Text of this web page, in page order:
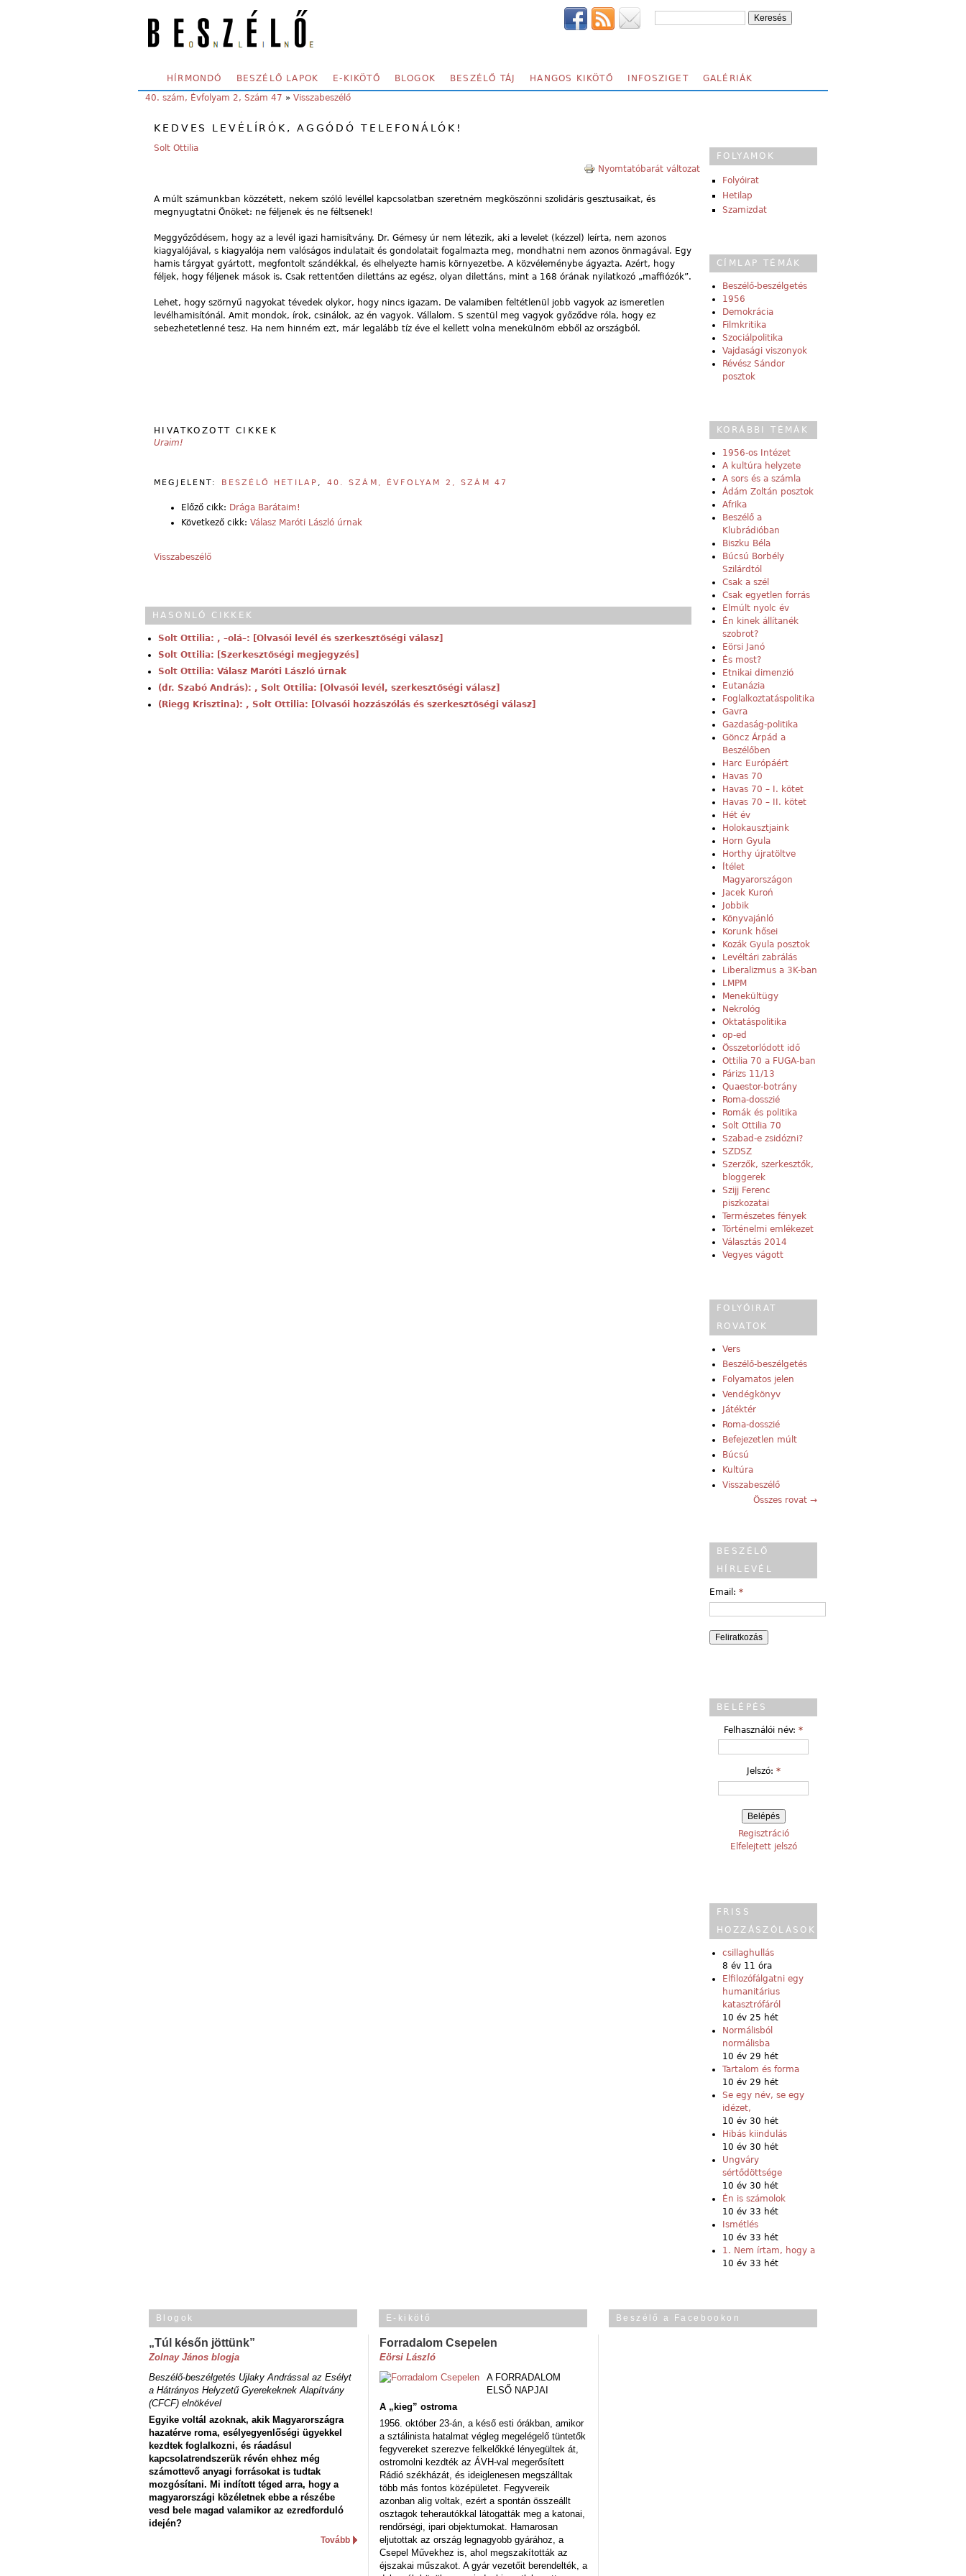
SECONDARY MENU
HÍRMONDÓ BESZÉLŐ LAPOK E-KIKÖTŐ BLOGOK BESZÉLŐ TÁJ HANGOS KIKÖTŐ INFOSZIGET GALÉRIÁK
YOU ARE HERE:
40. szám, Évfolyam 2, Szám 47 » Visszabeszélő
KEDVES LEVÉLÍRÓK, AGGÓDÓ TELEFONÁLÓK!
Solt Ottilia
Nyomtatóbarát változat
A múlt számunkban közzétett, nekem szóló levéllel kapcsolatban szeretném megköszönni szolidáris gesztusaikat, és
megnyugtatni Önöket: ne féljenek és ne féltsenek!
Meggyőződésem, hogy az a levél igazi hamisítvány. Dr. Gémesy úr nem létezik, aki a levelet (kézzel) leírta, nem azonos
kiagyalójával, s kiagyalója nem valóságos indulatait és gondolatait fogalmazta meg, mondhatni nem azonos önmagával. Egy
hamis tárgyat gyártott, megfontolt szándékkal, és elhelyezte hamis környezetbe. A közvéleménybe ágyazta. Azért, hogy
féljek, hogy féljenek mások is. Csak rettentően dilettáns az egész, olyan dilettáns, mint a 168 órának nyilatkozó „maffiózók”.
Lehet, hogy szörnyű nagyokat tévedek olykor, hogy nincs igazam. De valamiben feltétlenül jobb vagyok az ismeretlen
levélhamisítónál. Amit mondok, írok, csinálok, az én vagyok. Vállalom. S szentül meg vagyok győződve róla, hogy ez
sebezhetetlenné tesz. Ha nem hinném ezt, már legalább tíz éve el kellett volna menekülnöm ebből az országból.
HIVATKOZOTT CIKKEK
Uraim!
MEGJELENT: BESZÉLŐ HETILAP 40. SZÁM, ÉVFOLYAM 2, SZÁM 47
Előző cikk: Drága Barátaim!
Következő cikk: Válasz Maróti László úrnak
Visszabeszélő
HASONLÓ CIKKEK
Solt Ottilia: , –olá–: [Olvasói levél és szerkesztőségi válasz]
Solt Ottilia: [Szerkesztőségi megjegyzés]
Solt Ottilia: Válasz Maróti László úrnak
(dr. Szabó András): , Solt Ottilia: [Olvasói levél, szerkesztőségi válasz]
(Riegg Krisztina): , Solt Ottilia: [Olvasói hozzászólás és szerkesztőségi válasz]
FOLYAMOK
Folyóirat
Hetilap
Szamizdat
CÍMLAP TÉMÁK
Beszélő-beszélgetés
1956
Demokrácia
Filmkritika
Szociálpolitika
Vajdasági viszonyok
Révész Sándor
posztok
KORÁBBI TÉMÁK
1956-os Intézet
A kultúra helyzete
A sors és a számla
Ádám Zoltán posztok
Afrika
Beszélő a
Klubrádióban
Biszku Béla
Búcsú Borbély
Szilárdtól
Csak a szél
Csak egyetlen forrás
Elmúlt nyolc év
Én kinek állítanék
szobrot?
Eörsi Janó
És most?
Etnikai dimenzió
Eutanázia
Foglalkoztatáspolitika
Gavra
Gazdaság-politika
Göncz Árpád a
Beszélőben
Harc Európáért
Havas 70
Havas 70 – I. kötet
Havas 70 – II. kötet
Hét év
Holokausztjaink
Horn Gyula
Horthy újratöltve
Ítélet
Magyarországon
Jacek Kuroń
Jobbik
Könyvajánló
Korunk hősei
Kozák Gyula posztok
Levéltári zabrálás
Liberalizmus a 3K-ban
LMPM
Menekültügy
Nekrológ
Oktatáspolitika
op-ed
Összetorlódott idő
Ottilia 70 a FUGA-ban
Párizs 11/13
Quaestor-botrány
Roma-dosszié
Romák és politika
Solt Ottilia 70
Szabad-e zsidózni?
SZDSZ
Szerzők, szerkesztők,
bloggerek
Szijj Ferenc
piszkozatai
Természetes fények
Történelmi emlékezet
Választás 2014
Vegyes vágott
FOLYÓIRAT
ROVATOK
Vers
Beszélő-beszélgetés
Folyamatos jelen
Vendégkönyv
Játéktér
Roma-dosszié
Befejezetlen múlt
Búcsú
Kultúra
Visszabeszélő
Összes rovat →
BESZÉLŐ
HÍRLEVÉL
Email: *
BELÉPÉS
Felhasználói név: *
Jelszó: *
Regisztráció
Elfelejtett jelszó
FRISS
HOZZÁSZÓLÁSOK
csillaghullás
8 év 11 óra
Elfilozófálgatni egy
humanitárius
katasztrófáról
10 év 25 hét
Normálisból
normálisba
10 év 29 hét
Tartalom és forma
10 év 29 hét
Se egy név, se egy
idézet,
10 év 30 hét
Hibás kiindulás
10 év 30 hét
Ungváry
sértődöttsége
10 év 30 hét
Én is számolok
10 év 33 hét
Ismétlés
10 év 33 hét
1. Nem írtam, hogy a
10 év 33 hét
Blogok
„Túl későn jöttünk”
Zolnay János blogja
Beszélő-beszélgetés Ujlaky Andrással az Esélyt
a Hátrányos Helyzetű Gyerekeknek Alapítvány
(CFCF) elnökével
Egyike voltál azoknak, akik Magyarországra
hazatérve roma, esélyegyenlőségi ügyekkel
kezdtek foglalkozni, és ráadásul
kapcsolatrendszerük révén ehhez még
számottevő anyagi forrásokat is tudtak
mozgósítani. Mi indított téged arra, hogy a
magyarországi közéletnek ebbe a részébe
vesd bele magad valamikor az ezredforduló
idején?
Tovább
E-kikötő
Forradalom Csepelen
Eörsi László
A FORRADALOM
ELSŐ NAPJAI
A „kieg” ostroma
1956. október 23-án, a késő esti órákban, amikor
a sztálinista hatalmat végleg megelégelő tüntetők
fegyvereket szerezve felkelőkké lényegültek át,
ostromolni kezdték az ÁVH-val megerősített
Rádió székházát, és ideiglenesen megszálltak
több más fontos középületet. Fegyvereik
azonban alig voltak, ezért a spontán összeállt
osztagok teherautókkal látogatták meg a katonai,
rendőrségi, ipari objektumokat. Hamarosan
eljutottak az ország legnagyobb gyárához, a
Csepel Művekhez is, ahol megszakították az
éjszakai műszakot. A gyár vezetőit berendelték, a
Beszélő a Facebookon